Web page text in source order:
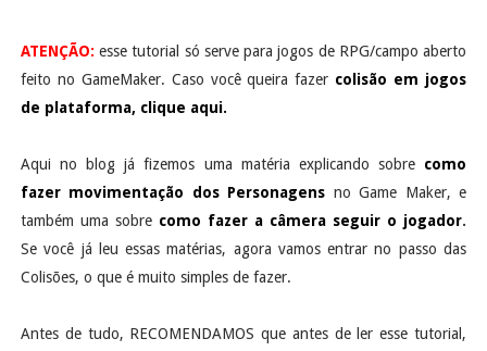
ATENÇÃO: esse tutorial só serve para jogos de RPG/campo aberto
feito no GameMaker. Caso você queira fazer colisão em jogos
de plataforma, clique aqui.
Aqui no blog já fizemos uma matéria explicando sobre como
fazer movimentação dos Personagens no Game Maker, e
também uma sobre como fazer a câmera seguir o jogador.
Se você já leu essas matérias, agora vamos entrar no passo das
Colisões, o que é muito simples de fazer.
Antes de tudo, RECOMENDAMOS que antes de ler esse tutorial,